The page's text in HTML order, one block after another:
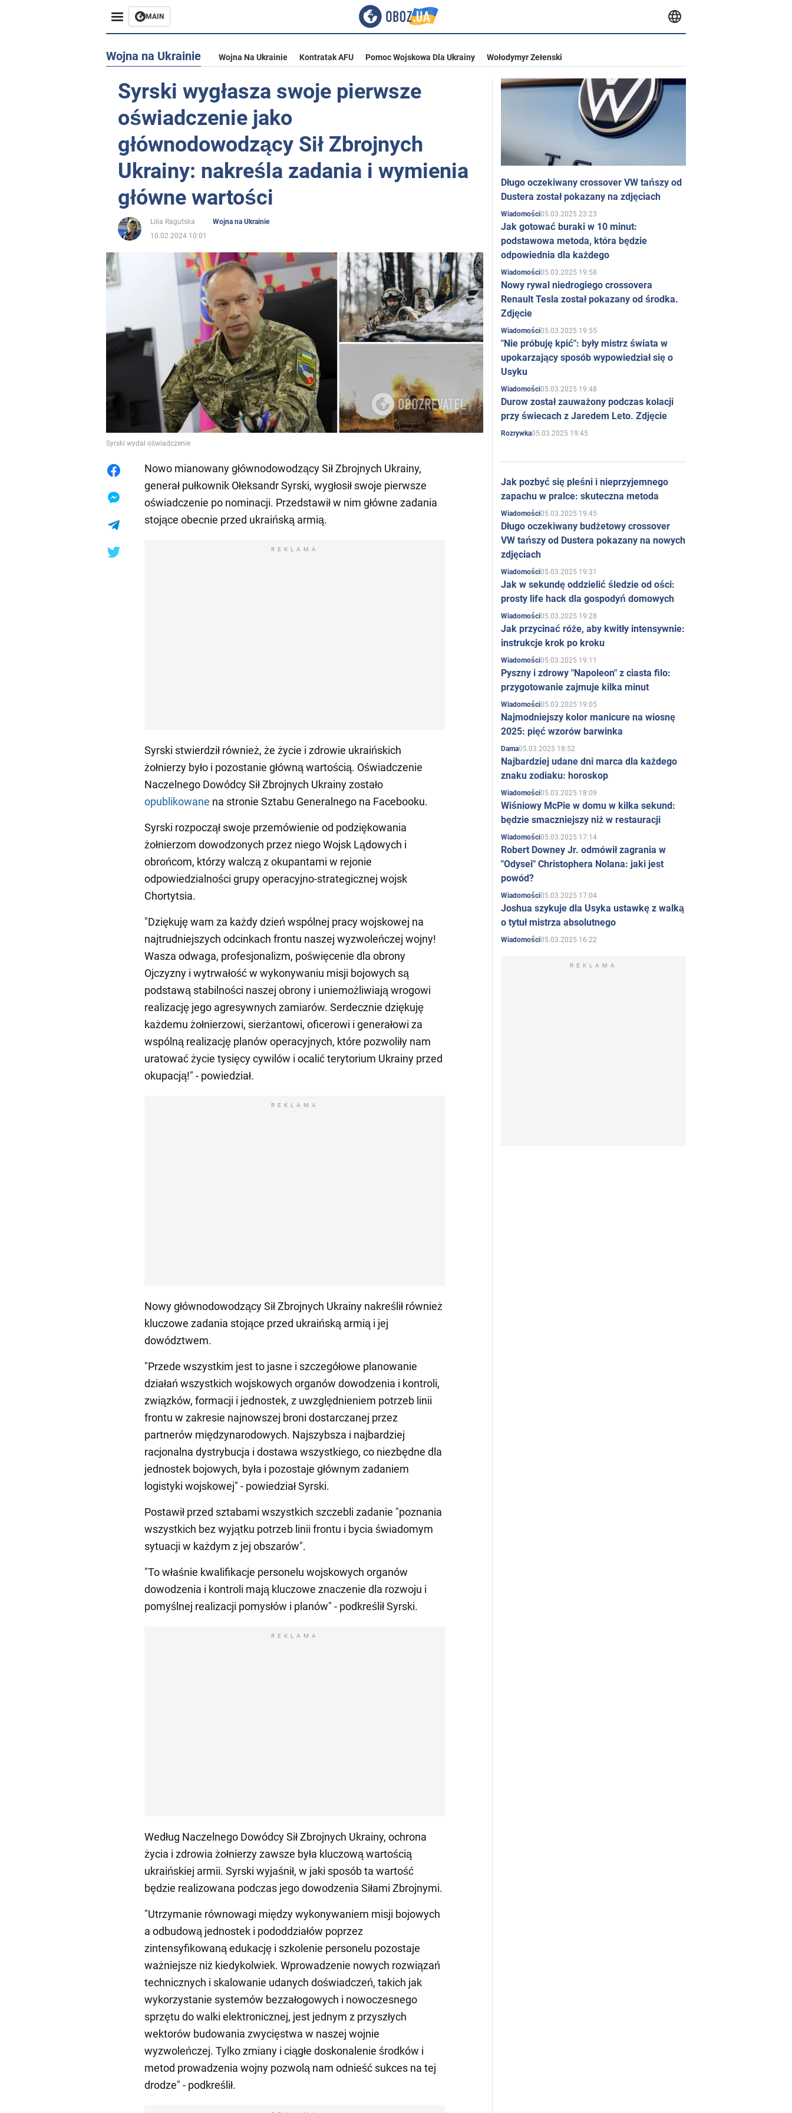
MAIN
Wojna na Ukrainie Wojna Na Ukrainie Kontratak AFU Pomoc Wojskowa Dla Ukrainy Wołodymyr Zełenski
Syrski wygłasza swoje pierwsze
oświadczenie jako
głównodowodzący Sił Zbrojnych
Ukrainy: nakreśla zadania i wymienia
główne wartości
Lilia Ragutska
Wojna na Ukrainie
10.02.2024 10:01
Syrski wydał oświadczenie
Nowo mianowany głównodowodzący Sił Zbrojnych Ukrainy,
generał pułkownik Ołeksandr Syrski, wygłosił swoje pierwsze
oświadczenie po nominacji. Przedstawił w nim główne zadania
stojące obecnie przed ukraińską armią.
REKLAMA
Syrski stwierdził również, że życie i zdrowie ukraińskich
żołnierzy było i pozostanie główną wartością. Oświadczenie
Naczelnego Dowódcy Sił Zbrojnych Ukrainy zostało
opublikowane na stronie Sztabu Generalnego na Facebooku.
Syrski rozpoczął swoje przemówienie od podziękowania
żołnierzom dowodzonych przez niego Wojsk Lądowych i
obrońcom, którzy walczą z okupantami w rejonie
odpowiedzialności grupy operacyjno-strategicznej wojsk
Chortytsia.
"Dziękuję wam za każdy dzień wspólnej pracy wojskowej na
najtrudniejszych odcinkach frontu naszej wyzwoleńczej wojny!
Wasza odwaga, profesjonalizm, poświęcenie dla obrony
Ojczyzny i wytrwałość w wykonywaniu misji bojowych są
podstawą stabilności naszej obrony i uniemożliwiają wrogowi
realizację jego agresywnych zamiarów. Serdecznie dziękuję
każdemu żołnierzowi, sierżantowi, oficerowi i generałowi za
wspólną realizację planów operacyjnych, które pozwoliły nam
uratować życie tysięcy cywilów i ocalić terytorium Ukrainy przed
okupacją!" - powiedział.
REKLAMA
Nowy głównodowodzący Sił Zbrojnych Ukrainy nakreślił również
kluczowe zadania stojące przed ukraińską armią i jej
dowództwem.
"Przede wszystkim jest to jasne i szczegółowe planowanie
działań wszystkich wojskowych organów dowodzenia i kontroli,
związków, formacji i jednostek, z uwzględnieniem potrzeb linii
frontu w zakresie najnowszej broni dostarczanej przez
partnerów międzynarodowych. Najszybsza i najbardziej
racjonalna dystrybucja i dostawa wszystkiego, co niezbędne dla
jednostek bojowych, była i pozostaje głównym zadaniem
logistyki wojskowej" - powiedział Syrski.
Postawił przed sztabami wszystkich szczebli zadanie "poznania
wszystkich bez wyjątku potrzeb linii frontu i bycia świadomym
sytuacji w każdym z jej obszarów".
"To właśnie kwalifikacje personelu wojskowych organów
dowodzenia i kontroli mają kluczowe znaczenie dla rozwoju i
pomyślnej realizacji pomysłów i planów" - podkreślił Syrski.
REKLAMA
Według Naczelnego Dowódcy Sił Zbrojnych Ukrainy, ochrona
życia i zdrowia żołnierzy zawsze była kluczową wartością
ukraińskiej armii. Syrski wyjaśnił, w jaki sposób ta wartość
będzie realizowana podczas jego dowodzenia Siłami Zbrojnymi.
"Utrzymanie równowagi między wykonywaniem misji bojowych
a odbudową jednostek i pododdziałów poprzez
zintensyfikowaną edukację i szkolenie personelu pozostaje
ważniejsze niż kiedykolwiek. Wprowadzenie nowych rozwiązań
technicznych i skalowanie udanych doświadczeń, takich jak
wykorzystanie systemów bezzałogowych i nowoczesnego
sprzętu do walki elektronicznej, jest jednym z przyszłych
wektorów budowania zwycięstwa w naszej wojnie
wyzwoleńczej. Tylko zmiany i ciągłe doskonalenie środków i
metod prowadzenia wojny pozwolą nam odnieść sukces na tej
drodze" - podkreślił.
Długo oczekiwany crossover VW tańszy od
Dustera został pokazany na zdjęciach
Wiadomości05.03.2025 23:23
Jak gotować buraki w 10 minut:
podstawowa metoda, która będzie
odpowiednia dla każdego
Wiadomości05.03.2025 19:58
Nowy rywal niedrogiego crossovera
Renault Tesla został pokazany od środka.
Zdjęcie
Wiadomości05.03.2025 19:55
"Nie próbuję kpić": były mistrz świata w
upokarzający sposób wypowiedział się o
Usyku
Wiadomości05.03.2025 19:48
Durow został zauważony podczas kolacji
przy świecach z Jaredem Leto. Zdjęcie
Rozrywka05.03.2025 19:45
Jak pozbyć się pleśni i nieprzyjemnego
zapachu w pralce: skuteczna metoda
Wiadomości05.03.2025 19:45
Długo oczekiwany budżetowy crossover
VW tańszy od Dustera pokazany na nowych
zdjęciach
Wiadomości05.03.2025 19:31
Jak w sekundę oddzielić śledzie od ości:
prosty life hack dla gospodyń domowych
Wiadomości05.03.2025 19:28
Jak przycinać róże, aby kwitły intensywnie:
instrukcje krok po kroku
Wiadomości05.03.2025 19:11
Pyszny i zdrowy "Napoleon" z ciasta filo:
przygotowanie zajmuje kilka minut
Wiadomości05.03.2025 19:05
Najmodniejszy kolor manicure na wiosnę
2025: pięć wzorów barwinka
Dama05.03.2025 18:52
Najbardziej udane dni marca dla każdego
znaku zodiaku: horoskop
Wiadomości05.03.2025 18:09
Wiśniowy McPie w domu w kilka sekund:
będzie smaczniejszy niż w restauracji
Wiadomości05.03.2025 17:14
Robert Downey Jr. odmówił zagrania w
"Odysei" Christophera Nolana: jaki jest
powód?
Wiadomości05.03.2025 17:04
Joshua szykuje dla Usyka ustawkę z walką
o tytuł mistrza absolutnego
Wiadomości05.03.2025 16:22
REKLAMA